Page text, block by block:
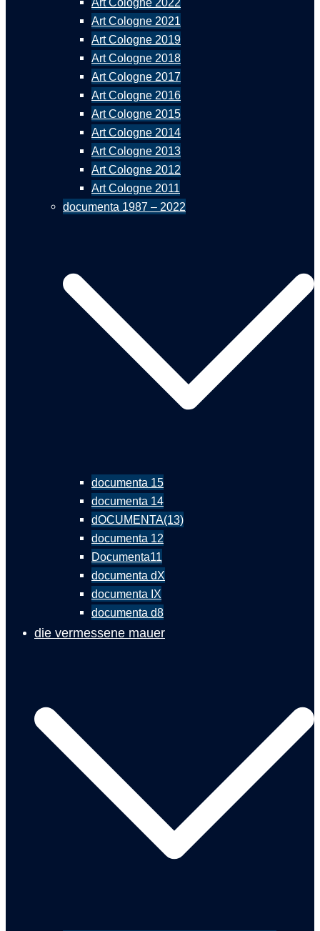
Art Cologne 2021
Art Cologne 2019
Art Cologne 2018
Art Cologne 2017
Art Cologne 2016
Art Cologne 2015
Art Cologne 2014
Art Cologne 2013
Art Cologne 2012
Art Cologne 2011
documenta 1987 – 2022
documenta 15
documenta 14
dOCUMENTA(13)
documenta 12
Documenta11
documenta dX
documenta IX
documenta d8
die vermessene mauer